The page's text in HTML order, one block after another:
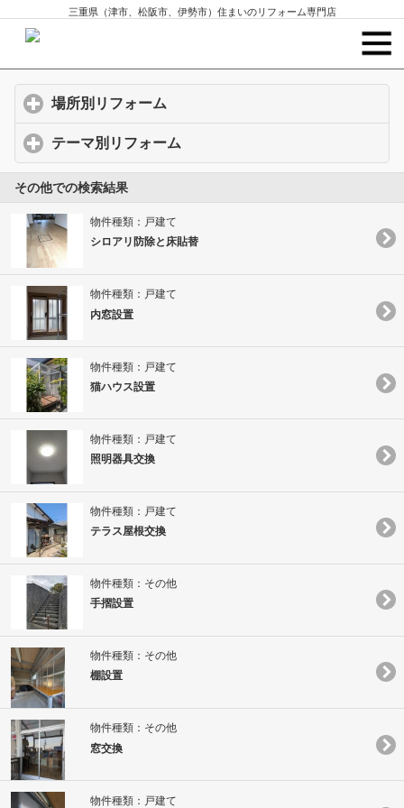
三重県（津市、松阪市、伊勢市）住まいのリフォーム専門店
場所別リフォーム
テーマ別リフォーム
その他での検索結果
物件種類：戸建て
シロアリ防除と床貼替
物件種類：戸建て
内窓設置
物件種類：戸建て
猫ハウス設置
物件種類：戸建て
照明器具交換
物件種類：戸建て
テラス屋根交換
物件種類：その他
手摺設置
物件種類：その他
棚設置
物件種類：その他
窓交換
物件種類：戸建て